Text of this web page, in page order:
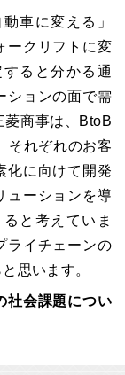
車に変える」
ークリフトに変
ると分かる通
ションの面で需
菱商事は、BtoB
それぞれのお客
化に向けて開発
ューションを導
と考えていま
ライチェーンの
思います。
社会課題につい